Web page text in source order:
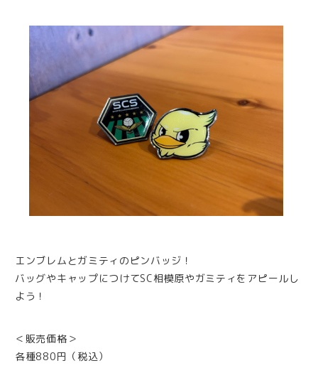
エンブレムとガミティのピンバッジ！
バッグやキャップにつけてSC相模原やガミティをアピールし
よう！
＜販売価格＞
各種880円（税込）